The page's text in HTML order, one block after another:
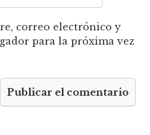
correo electrónico y
para la próxima vez